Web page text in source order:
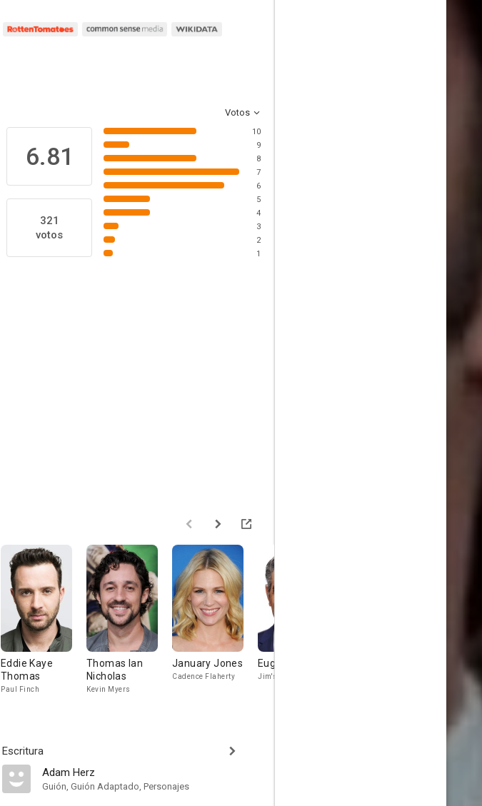
Votos
6.81
321
votos
10
9
8
7
6
5
4
3
2
1
Eddie Kaye
Thomas
Paul Finch
Thomas Ian
Nicholas
Kevin Myers
January Jones
Cadence Flaherty
Eugene Levy
Jim's Father Mary Flaherty
Escritura
Adam Herz
Guión, Guión Adaptado, Personajes